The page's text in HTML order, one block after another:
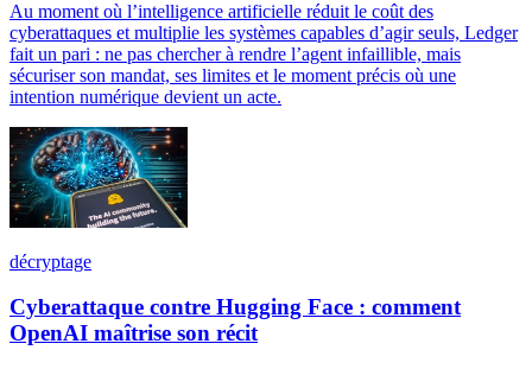
Au moment où l’intelligence artificielle réduit le coût des
cyberattaques et multiplie les systèmes capables d’agir seuls, Ledger
fait un pari : ne pas chercher à rendre l’agent infaillible, mais
sécuriser son mandat, ses limites et le moment précis où une
intention numérique devient un acte.
décryptage
Cyberattaque contre Hugging Face : comment
OpenAI maîtrise son récit